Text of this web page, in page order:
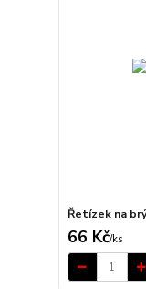
Řetízek na
66 Kč/ks